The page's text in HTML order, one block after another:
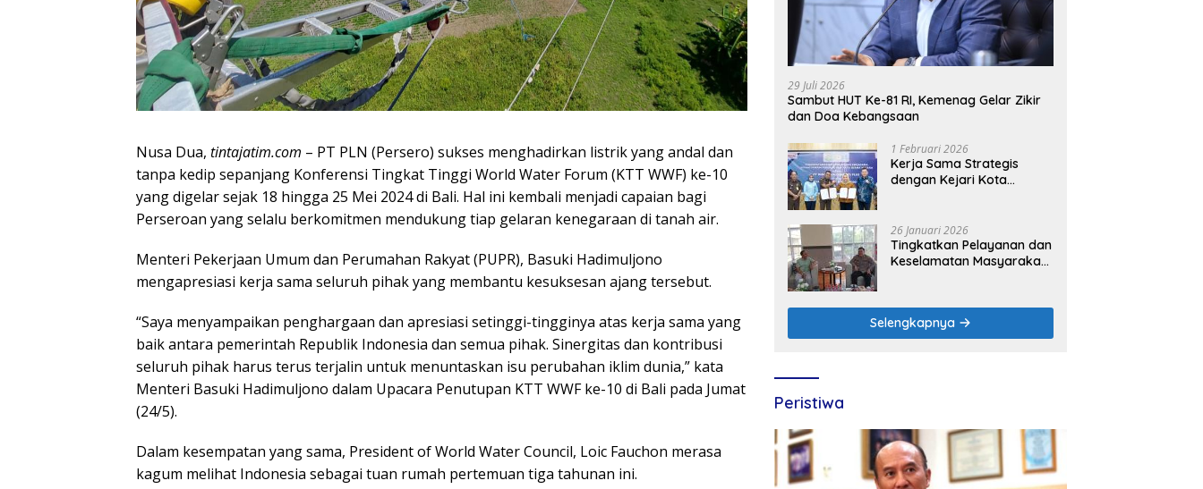
Nusa Dua, tintajatim.com – PT PLN (Persero) sukses menghadirkan listrik yang andal dan
tanpa kedip sepanjang Konferensi Tingkat Tinggi World Water Forum (KTT WWF) ke-10
yang digelar sejak 18 hingga 25 Mei 2024 di Bali. Hal ini kembali menjadi capaian bagi
Perseroan yang selalu berkomitmen mendukung tiap gelaran kenegaraan di tanah air.
Menteri Pekerjaan Umum dan Perumahan Rakyat (PUPR), Basuki Hadimuljono
mengapresiasi kerja sama seluruh pihak yang membantu kesuksesan ajang tersebut.
“Saya menyampaikan penghargaan dan apresiasi setinggi-tingginya atas kerja sama yang
baik antara pemerintah Republik Indonesia dan semua pihak. Sinergitas dan kontribusi
seluruh pihak harus terus terjalin untuk menuntaskan isu perubahan iklim dunia,” kata
Menteri Basuki Hadimuljono dalam Upacara Penutupan KTT WWF ke-10 di Bali pada Jumat
(24/5).
Dalam kesempatan yang sama, President of World Water Council, Loic Fauchon merasa
kagum melihat Indonesia sebagai tuan rumah pertemuan tiga tahunan ini.
29 Juli 2026
Sambut HUT Ke-81 RI, Kemenag Gelar Zikir
dan Doa Kebangsaan
1 Februari 2026
Kerja Sama Strategis
dengan Kejari Kota
Green Enabler di Jawa
Timur
26 Januari 2026
Tingkatkan Pelayanan dan
Keselamatan Masyarakat,
Polres Nganjuk
Selengkapnya
Peristiwa